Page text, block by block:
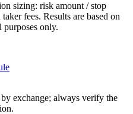
sizing: risk amount / stop
fees. Results are based on
purposes only.
exchange; always verify the